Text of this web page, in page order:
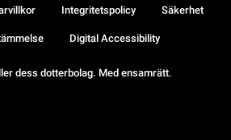
dess dotterbolag. Med ensamrätt.
Integritetspolicy Säkerhet
Digital Accessibility